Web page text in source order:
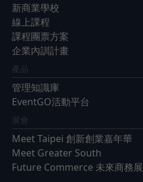
新商業學校
線上課程
課程團票方案
企業內訓計畫
產品
管理知識庫
EventGO活動平台
展會
Meet Taipei 創新創業嘉年華
Meet Greater South
Future Commerce 未來商務展